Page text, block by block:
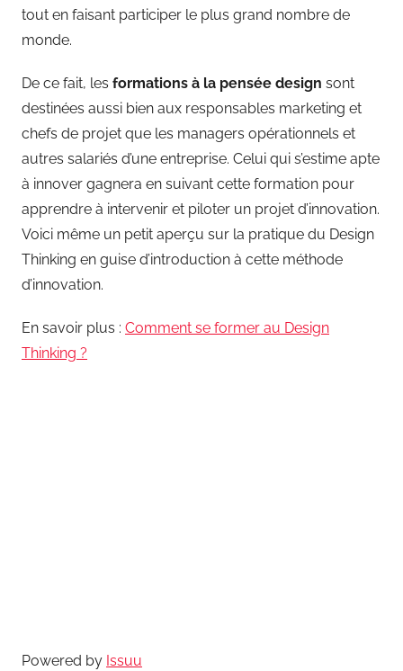
tout en faisant participer le plus grand nombre de
monde.
De ce fait, les formations à la pensée design sont
destinées aussi bien aux responsables marketing et
chefs de projet que les managers opérationnels et
autres salariés d’une entreprise. Celui qui s’estime apte
à innover gagnera en suivant cette formation pour
apprendre à intervenir et piloter un projet d’innovation.
Voici même un petit aperçu sur la pratique du Design
Thinking en guise d’introduction à cette méthode
d’innovation.
En savoir plus : Comment se former au Design
Thinking ?
Powered by Issuu